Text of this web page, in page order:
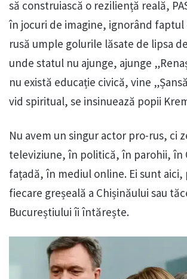
să construiască o reziliență reală,
în jocuri de imagine, ignorând faptul
rusă umple golurile lăsate de lipsa
unde statul nu ajunge, ajunge
nu există educație civică, vine
vid spiritual, se insinuează popii
Nu avem un singur actor pro-rus, ci
televiziune, în politică, în parohii, în
fațadă, în mediul online. Ei sunt
fiecare greșeală a Chișinăului sau
Bucureștiului îi întărește.